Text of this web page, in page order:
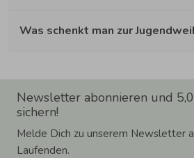
Was schenkt man zur
Newsletter abonnieren und
sichern!
Melde Dich zu unserem Newsletter
Laufenden.